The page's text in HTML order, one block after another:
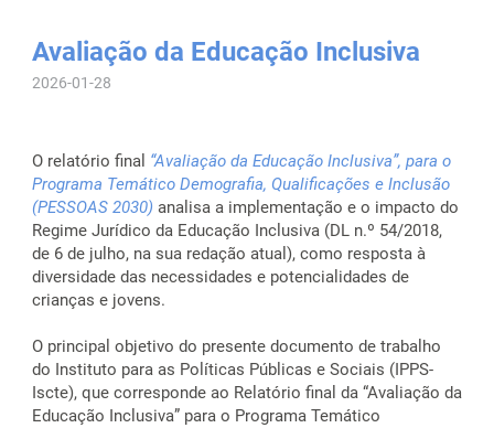
Avaliação da Educação Inclusiva
2026-01-28
O relatório final “Avaliação da Educação Inclusiva”, para o
Programa Temático Demografia, Qualificações e Inclusão
(PESSOAS 2030) analisa a implementação e o impacto do
Regime Jurídico da Educação Inclusiva (DL n.º 54/2018,
de 6 de julho, na sua redação atual), como resposta à
diversidade das necessidades e potencialidades de
crianças e jovens.
O principal objetivo do presente documento de trabalho
do Instituto para as Políticas Públicas e Sociais (IPPS-
Iscte), que corresponde ao Relatório final da “Avaliação da
Educação Inclusiva” para o Programa Temático